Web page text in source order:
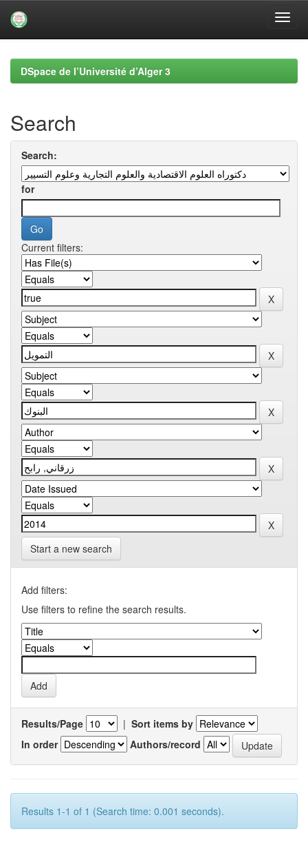
navigationDSpace de l’Université d’Alger 3
Search
Search:
for
Current filters:
Start a new search
Add filters:
Use filters to refine the search results.
Results/Page | Sort items by
In order
Authors/record
Results 1-1 of 1 (Search time: 0.001 seconds).